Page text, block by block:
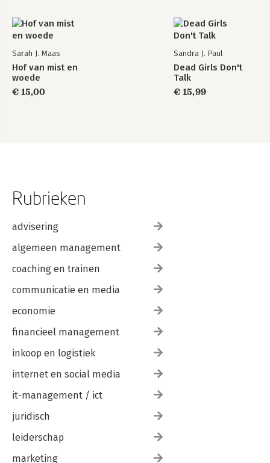
Sarah J. Maas
Hof van mist en
woede
€ 15,00
Sandra J. Paul
Dead Girls Don't
Talk
€ 15,99
Rubrieken
advisering
algemeen management
coaching en trainen
communicatie en media
economie
financieel management
inkoop en logistiek
internet en social media
it-management / ict
juridisch
leiderschap
marketing